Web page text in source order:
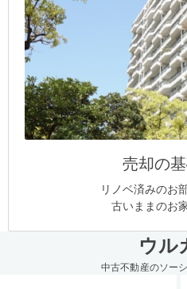
売却の
リノベ済みのお
古いままのお
ウル
中古不動産のソー